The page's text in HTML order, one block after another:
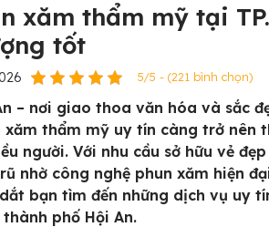
xăm thẩm mỹ tại
tốt
5/5 - (221 bình chọn)
– nơi giao thoa văn hóa và sắc
xăm thẩm mỹ uy tín càng trở nên
người. Với nhu cầu sở hữu vẻ
nhờ công nghệ phun xăm hiện
bạn tìm đến những dịch vụ uy
phố Hội An.